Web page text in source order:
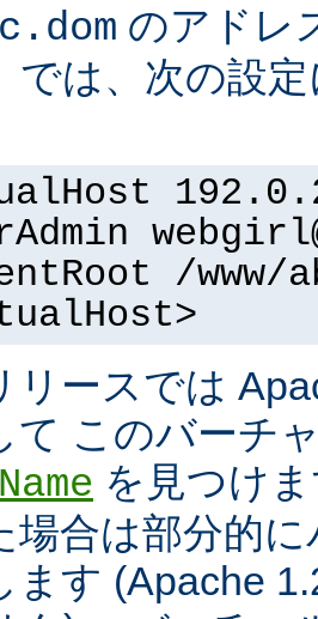
のアドレ
では、次の設
/www/
リースでは
て このバーチ
を見つけ
場合は部分的
ます (Apache